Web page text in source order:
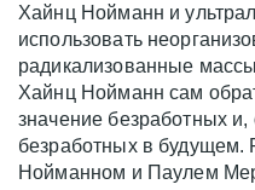
Хайнц Нойманн и
использовать
радикализованные
Хайнц Нойманн сам
значение безработных
безработных в
Нойманном и Паулем